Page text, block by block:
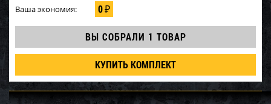
Ваша экономия: 0₽
ВЫ СОБРАЛИ 1 ТОВАР
КУПИТЬ КОМПЛЕКТ